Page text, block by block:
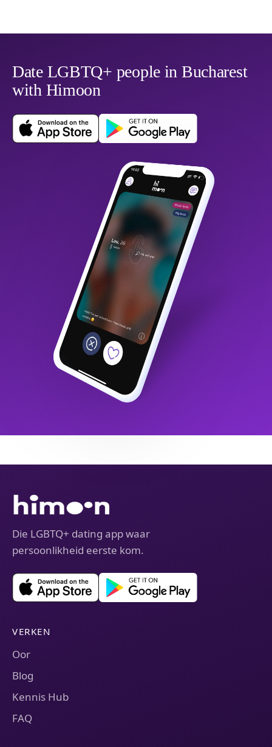
Date LGBTQ+ people in Bucharest
with Himoon
Die LGBTQ+ dating app waar
persoonlikheid eerste kom.
VERKEN
Oor
Blog
Kennis Hub
FAQ